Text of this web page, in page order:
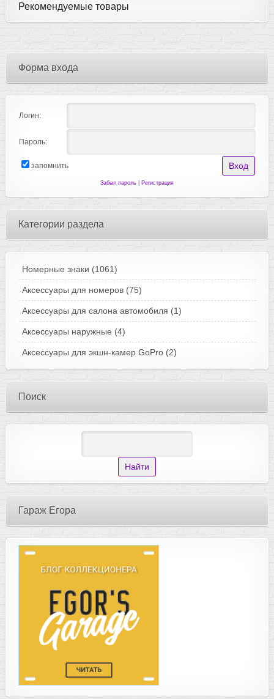
Рекомендуемые товары
Форма входа
Логин:
Пароль:
запомнить
Забыл пароль| Регистрация
Категории раздела
Номерные знаки (1061)
Аксессуары для номеров (75)
Аксессуары для салона автомобиля (1)
Аксессуары наружные (4)
Аксессуары для экшн-камер GoPro (2)
Поиск
Гараж Егора